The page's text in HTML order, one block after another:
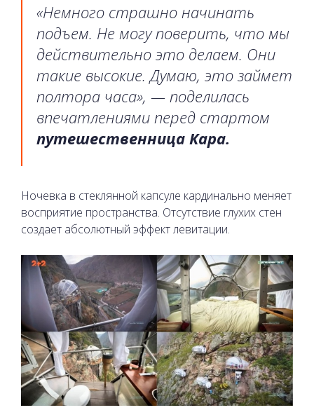
«Немного страшно начинать
подъем. Не могу поверить, что мы
действительно это делаем. Они
такие высокие. Думаю, это займет
полтора часа», — поделилась
впечатлениями перед стартом
путешественница Кара.
Ночевка в стеклянной капсуле кардинально меняет
восприятие пространства. Отсутствие глухих стен
создает абсолютный эффект левитации.